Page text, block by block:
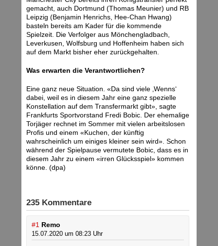
gemacht, auch Dortmund (Thomas Meunier) und RB
Leipzig (Benjamin Henrichs, Hee-Chan Hwang)
basteln bereits am Kader für die kommende
Spielzeit. Die Verfolger aus Mönchengladbach,
Leverkusen, Wolfsburg und Hoffenheim haben sich
auf dem Markt bisher eher zurückgehalten.
Was erwarten die Verantwortlichen?
Eine ganz neue Situation. «Da sind viele ‚Wenns‘
dabei, weil es in diesem Jahr eine ganz spezielle
Konstellation auf dem Transfermarkt gibt», sagte
Frankfurts Sportvorstand Fredi Bobic. Der ehemalige
Torjäger rechnet im Sommer mit vielen arbeitslosen
Profis und einem «Kuchen, der künftig
wahrscheinlich um einiges kleiner sein wird». Schon
während der Spielpause vermutete Bobic, dass es in
diesem Jahr zu einem «irren Glücksspiel» kommen
könne. (dpa)
235 Kommentare
#1 Remo
15.07.2020 um 08:23 Uhr